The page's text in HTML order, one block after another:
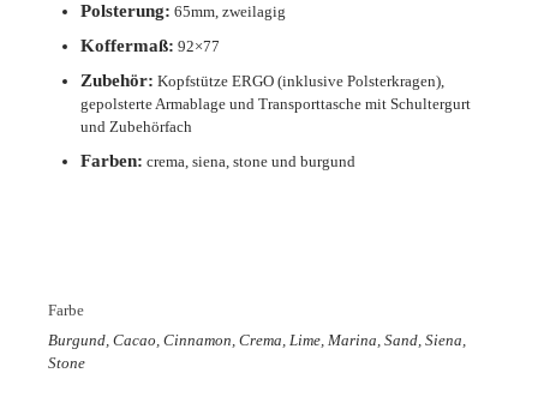
Polsterung: 65mm, zweilagig
Koffermaß: 92×77
Zubehör: Kopfstütze ERGO (inklusive Polsterkragen),
gepolsterte Armablage und Transporttasche mit Schultergurt
und Zubehörfach
Farben: crema, siena, stone und burgund
Farbe
Burgund, Cacao, Cinnamon, Crema, Lime, Marina, Sand, Siena,
Stone